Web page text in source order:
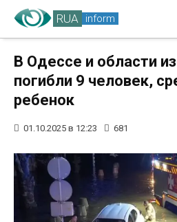
RUA inform
В Одессе и области
погибли 9 человек,
ребенок
01.10.2025 в 12:23 681